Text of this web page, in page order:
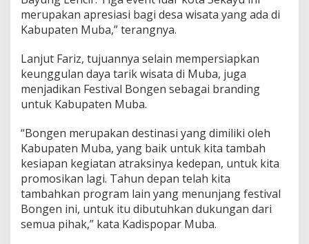
merupakan apresiasi bagi desa wisata yang ada di
Kabupaten Muba,” terangnya.
Lanjut Fariz, tujuannya selain mempersiapkan
keunggulan daya tarik wisata di Muba, juga
menjadikan Festival Bongen sebagai branding
untuk Kabupaten Muba.
“Bongen merupakan destinasi yang dimiliki oleh
Kabupaten Muba, yang baik untuk kita tambah
kesiapan kegiatan atraksinya kedepan, untuk kita
promosikan lagi. Tahun depan telah kita
tambahkan program lain yang menunjang festival
Bongen ini, untuk itu dibutuhkan dukungan dari
semua pihak,” kata Kadispopar Muba.